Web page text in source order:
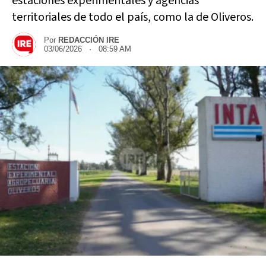
territoriales de todo el país, como la de Oliveros.
Por REDACCIÓN IRE
03/06/2026 · 08:59 AM